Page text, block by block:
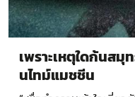
เพราะเหตุใดก้นส
นไทม์แมชชีน